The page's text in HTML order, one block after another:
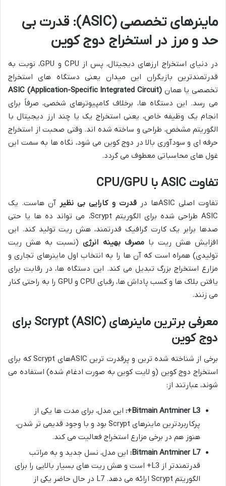
ماینرهای تخصصی (ASIC): قدرت بی
حد و مرز در استخراج دوج کوین
در دنیای استخراج ارزهای دیجیتال، پس از CPU و GPU، نوبت به
قدرتمندترین بازیگران این میدان یعنی دستگاه های استخراج
تخصصی یا همان ASIC (Application-Specific Integrated Circuit)
می رسد. این دستگاه ها، برخلاف کامپیوترهای شخصی، صرفاً برای
انجام یک وظیفه خاص، یعنی استخراج یک یا چند ارز دیجیتال با
الگوریتم مشخص، طراحی و ساخته شده اند. وقتی صحبت از استخراج
حرفه ای و سودآوری بالا در دوج کوین می شود، نگاه ها به سمت این
غول های محاسباتی معطوف می گردد.
تفاوت ASIC با CPU/GPU
تفاوت اصلی ASICها در قدرت و کارایی بی نظیر آن هاست. یک
ASIC طراحی شده برای الگوریتم Scrypt، می تواند ده ها یا حتی
صدها برابر یک کارت گرافیک قدرتمند، هش ریت تولید کند. این
افزایش هش ریت بامصرف بهینه انرژی(نسبت به هش ریت
تولیدی) همراه است که آن ها را به انتخاب اول ماینرهای تجاری و
مزارع استخراج بزرگ تبدیل می کند. این دستگاه ها، در رقابت برای
یافتن بلاک ها و کسب پاداش ها، رقبای CPU و GPU را به راحتی کنار
می زنند.
معرفی برترین ماینرهای Scrypt (ASIC) برای
دوج کوین
برخی از شناخته شده ترین و پرقدرت ترین ASICهای Scrypt که برای
استخراج دوج کوین (و لایت کوین به صورت ادغام شده) استفاده می
شوند، عبارتند از:
Bitmain Antminer L3+:
این مدل، برای مدت ها یکی از
پرکاربردترین ماینرهای Scrypt بود و با وجود قدیمی تر شدن،
هنوز هم در برخی مزارع استخراج فعالیت می کند.
Bitmain Antminer L7: این مدل، نسل جدید و به مراتب
قدرتمندتر از L3+ است و هش ریت های بسیار بالایی را برای
الگوریتم Scrypt ارائه می دهد. L7 در حال حاضر یکی از